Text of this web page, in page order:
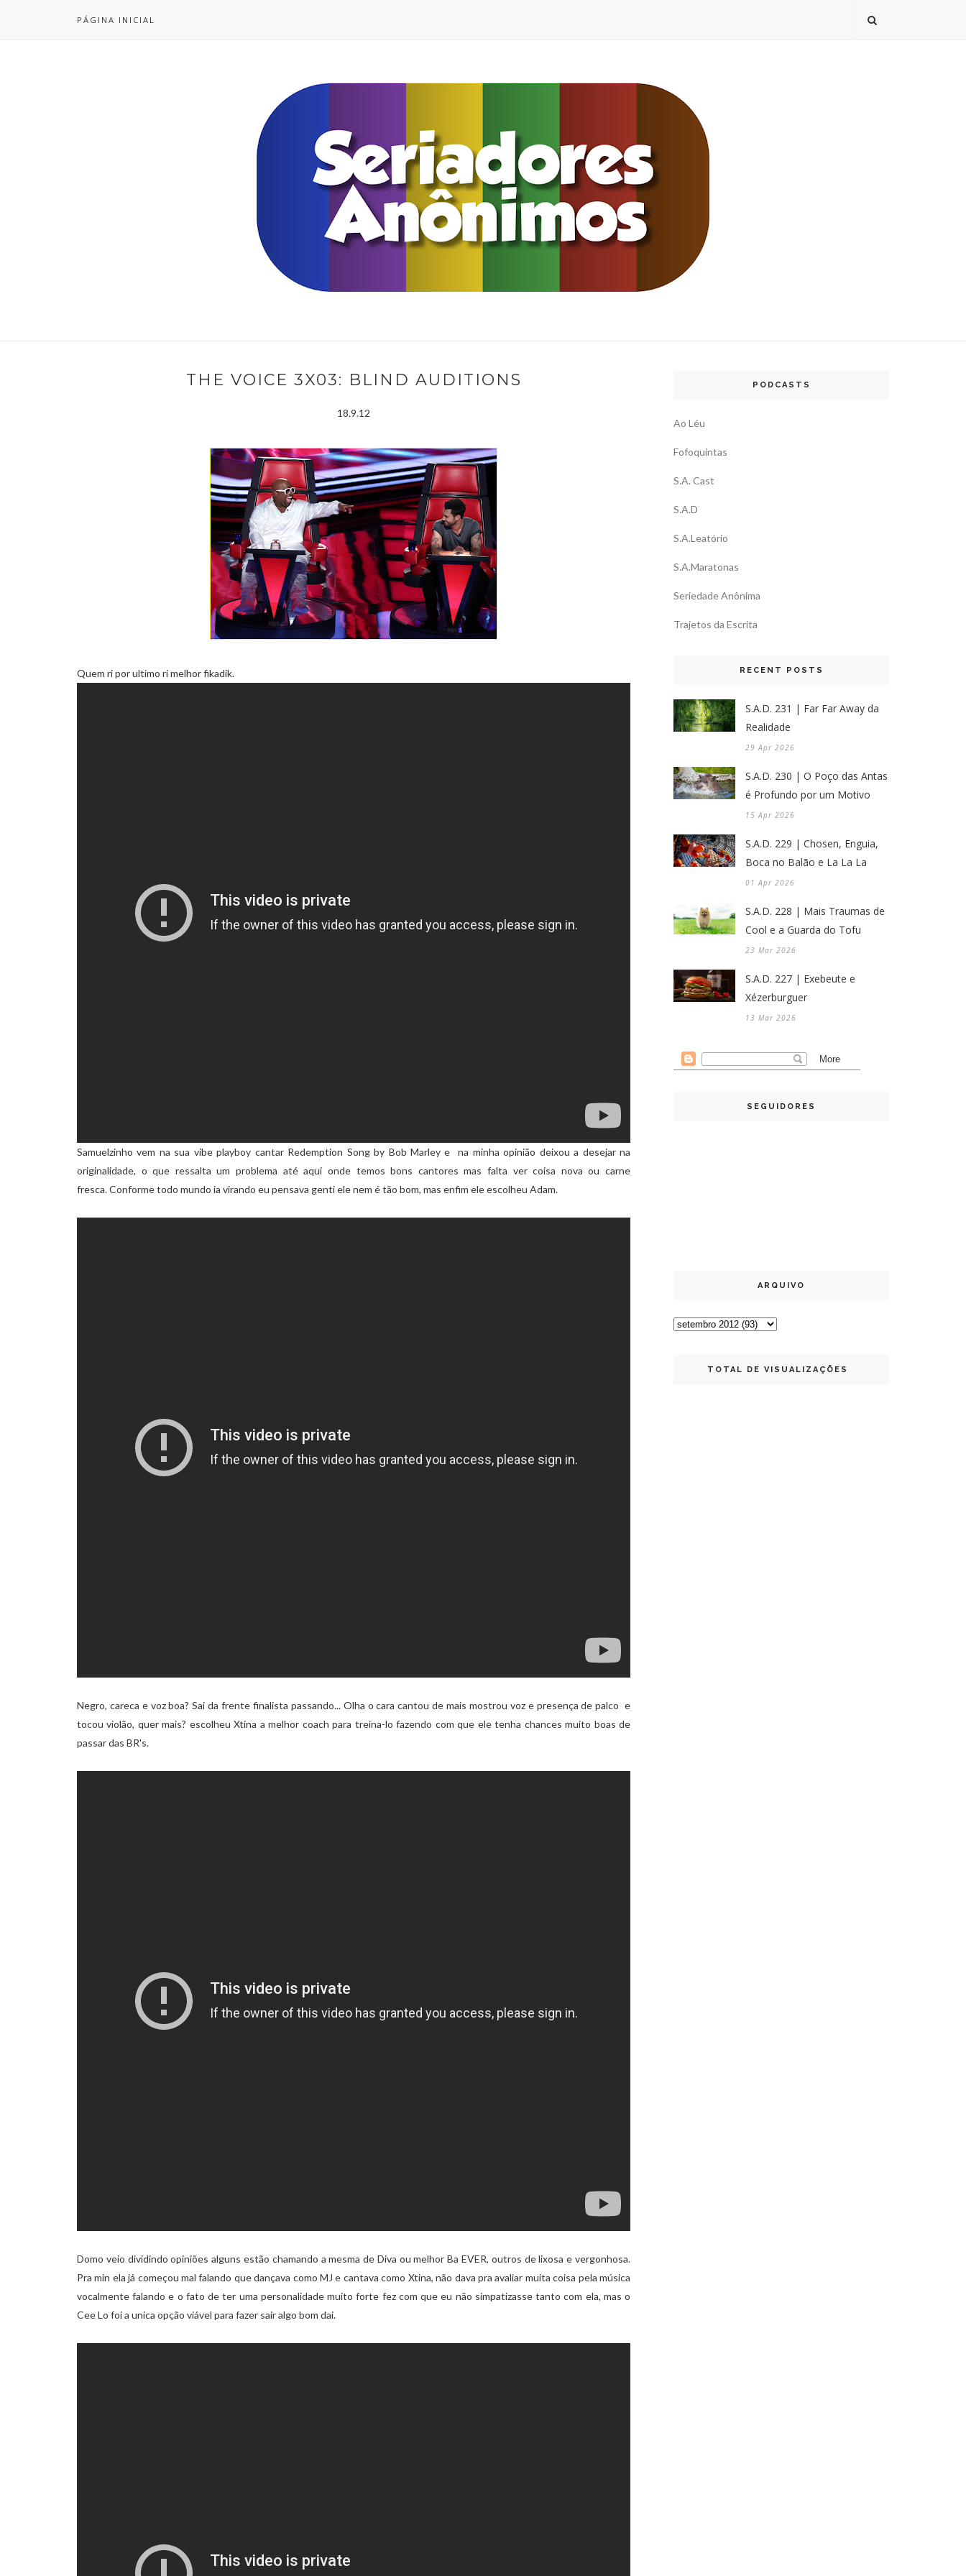
PÁGINA INICIAL
THE VOICE 3X03: BLIND AUDITIONS
18.9.12
Quem ri por ultimo ri melhor fikadik.
Samuelzinho vem na sua vibe playboy cantar Redemption Song by Bob Marley e na minha opinião deixou a desejar na
originalidade, o que ressalta um problema até aqui onde temos bons cantores mas falta ver coisa nova ou carne
fresca. Conforme todo mundo ia virando eu pensava genti ele nem é tão bom, mas enfim ele escolheu Adam.
Negro, careca e voz boa? Sai da frente finalista passando... Olha o cara cantou de mais mostrou voz e presença de palco e
tocou violão, quer mais? escolheu Xtina a melhor coach para treina-lo fazendo com que ele tenha chances muito boas de
passar das BR's.
Domo veio dividindo opiniões alguns estão chamando a mesma de Diva ou melhor Ba EVER, outros de lixosa e vergonhosa.
Pra min ela já começou mal falando que dançava como MJ e cantava como Xtina, não dava pra avaliar muita coisa pela música
vocalmente falando e o fato de ter uma personalidade muito forte fez com que eu não simpatizasse tanto com ela, mas o
Cee Lo foi a unica opção viável para fazer sair algo bom dai.
PODCASTS
Ao Léu
Fofoquintas
S.A. Cast
S.A.D
S.A.Leatório
S.A.Maratonas
Seriedade Anônima
Trajetos da Escrita
RECENT POSTS
S.A.D. 231 | Far Far Away da
Realidade
29 Apr 2026
S.A.D. 230 | O Poço das Antas
é Profundo por um Motivo
15 Apr 2026
S.A.D. 229 | Chosen, Enguia,
Boca no Balão e La La La
01 Apr 2026
S.A.D. 228 | Mais Traumas de
Cool e a Guarda do Tofu
23 Mar 2026
S.A.D. 227 | Exebeute e
Xézerburguer
13 Mar 2026
SEGUIDORES
ARQUIVO
TOTAL DE VISUALIZAÇÕES